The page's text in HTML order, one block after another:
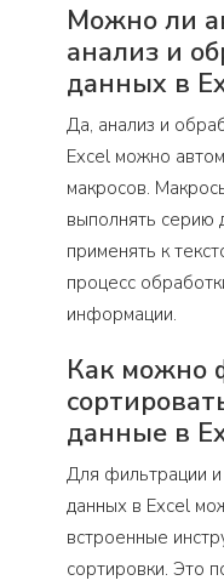
Можно ли
анализ и
данных в
Да, анализ и
Excel можно
макросов.
выполнять серию
применять к
процесс
информации.
Как можно
данные в
Для фильтрации и
данных в Excel
встроенные
сортировки. Это